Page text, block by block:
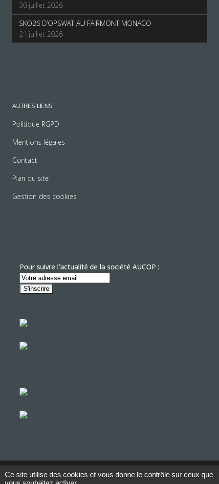
30 juillet 2026
SKO26 D’OPSWAT AU FAIRMONT MONACO
21 juillet 2026
AUTRES LIENS
Politique RGPD
Mentions légales
Contact
Plan du site
Gestion des cookies
Pour suivre l'actualité de la société AUCOP :
© Copyright Aucop – 2022
Ce site utilise des cookies et vous donne le contrôle sur ceux que